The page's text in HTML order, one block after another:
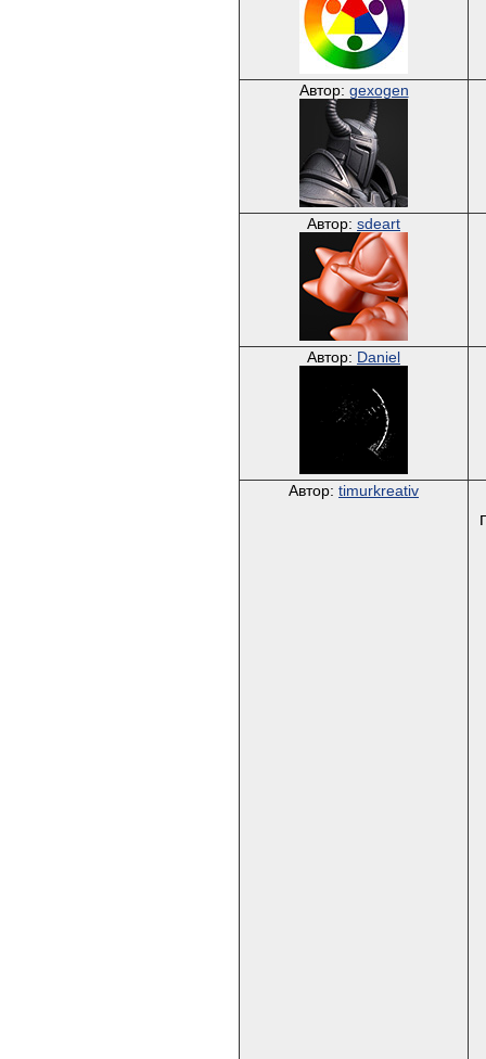
Автор: gexogen
Автор: sdeart
Автор: Daniel
Автор: timurkreativ